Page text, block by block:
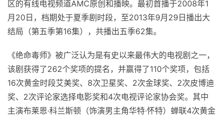
区的有线电视频道AMC原创和播映。最初首播于2008年1
月20日，档期处于夏季剧时段，至2013年9月29日播出大
结局（第五季第16集），共播出五季62集。
《绝命毒师》被广泛认为是有史以来最伟大的电视剧之一，
该剧获得了262个奖项的提名，并赢得了110个奖项，包括
16次黄金时段艾美奖、8次卫星奖、2次金球奖、2次皮博迪
奖、2次评论家选择电影奖和4次电视评论家协会奖。其中
主演布莱恩·科兰斯顿（饰演男主角华特·怀特）蝉联4次黄金